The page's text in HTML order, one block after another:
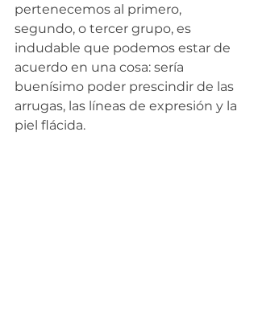
pertenecemos al primero,
segundo, o tercer grupo, es
indudable que podemos estar de
acuerdo en una cosa: sería
buenísimo poder prescindir de las
arrugas, las líneas de expresión y la
piel flácida.